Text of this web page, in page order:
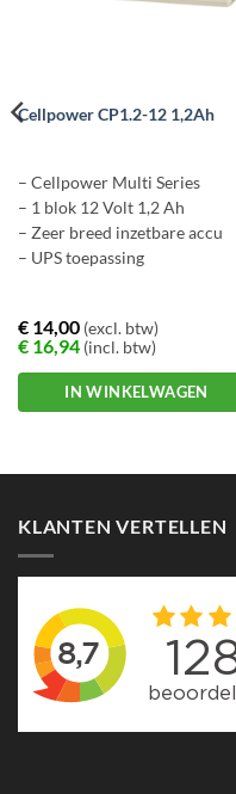
Cellpower CP1.2-12 1,2Ah
– Cellpower Multi Series
– 1 blok 12 Volt 1,2 Ah
– Zeer breed inzetbare accu
– UPS toepassing
€14,00(excl. btw)
€16,94(incl. btw)
IN WINKELWAGEN
KLANTEN VERTELLEN